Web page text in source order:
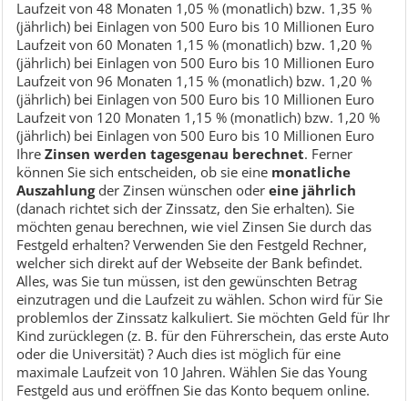
Laufzeit von 48 Monaten 1,05 % (monatlich) bzw. 1,35 %
(jährlich) bei Einlagen von 500 Euro bis 10 Millionen Euro
Laufzeit von 60 Monaten 1,15 % (monatlich) bzw. 1,20 %
(jährlich) bei Einlagen von 500 Euro bis 10 Millionen Euro
Laufzeit von 96 Monaten 1,15 % (monatlich) bzw. 1,20 %
(jährlich) bei Einlagen von 500 Euro bis 10 Millionen Euro
Laufzeit von 120 Monaten 1,15 % (monatlich) bzw. 1,20 %
(jährlich) bei Einlagen von 500 Euro bis 10 Millionen Euro
IhreZinsen werden tagesgenau berechnet. Ferner
können Sie sich entscheiden, ob sie eine monatliche
Auszahlungder Zinsen wünschen oder eine jährlich
(danach richtet sich der Zinssatz, den Sie erhalten). Sie
möchten genau berechnen, wie viel Zinsen Sie durch das
Festgeld erhalten? Verwenden Sie den Festgeld Rechner,
welcher sich direkt auf der Webseite der Bank befindet.
Alles, was Sie tun müssen, ist den gewünschten Betrag
einzutragen und die Laufzeit zu wählen. Schon wird für Sie
problemlos der Zinssatz kalkuliert. Sie möchten Geld für Ihr
Kind zurücklegen (z. B. für den Führerschein, das erste Auto
oder die Universität) ? Auch dies ist möglich für eine
maximale Laufzeit von 10 Jahren. Wählen Sie das Young
Festgeld aus und eröffnen Sie das Konto bequem online.